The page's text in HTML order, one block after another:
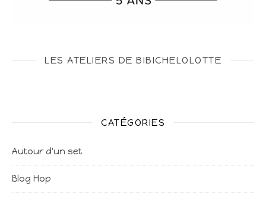
LES ATELIERS DE BIBICHELOLOTTE
CATÉGORIES
Autour d'un set
Blog Hop